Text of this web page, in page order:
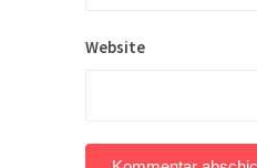
Website